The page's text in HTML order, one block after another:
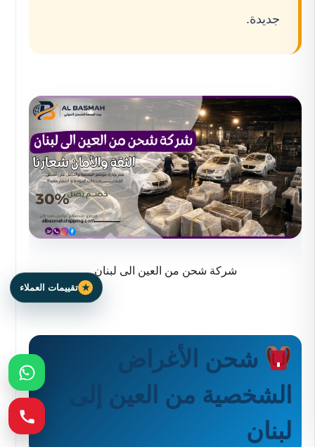
جديدة.
شركة شحن من العين الى لبنان
شحن الأغراض
الشخصية من العين إلى
لبنان
تقييمات العملاء